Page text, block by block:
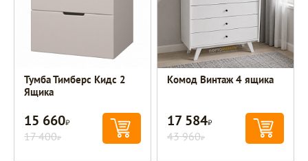
Тумба Тимберс Кидс 2
Ящика
15 660Р
17 400Р
Комод Винтаж 4 ящика
17 584Р
43 960Р